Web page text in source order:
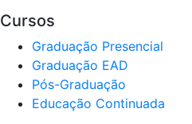
Cursos
Graduação Presencial
Graduação EAD
Pós-Graduação
Educação Continuada